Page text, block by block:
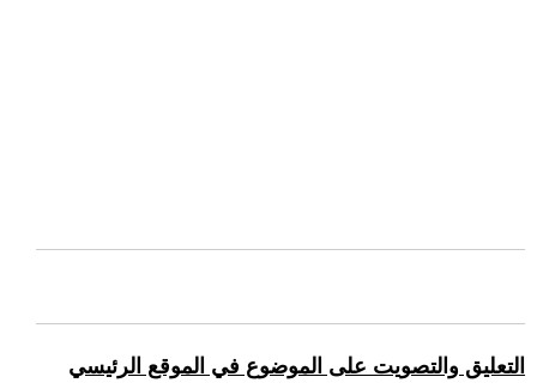
التعليق والتصويت على الموضوع في الموقع الرئيسي